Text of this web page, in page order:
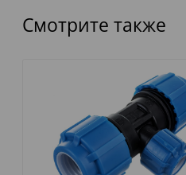
Смотрите также